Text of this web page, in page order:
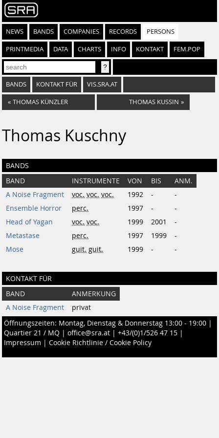
NEWS BANDS COMPANIES RECORDS PERSONS
PRINTMEDIA DATA CHARTS INFO KONTAKT FEM.POP
BANDS KONTAKT FÜR VIS.SRA.AT
« THOMAS KÜNZLER THOMAS KUSSIN »
Thomas Kuschny
BANDS
BAND INSTRUMENTE VON BIS
ANM.
A Noise Fragment
voc. voc. voc. 1992 -
-
Ensemble Horror
perc. 1997 -
-
Head of Yagan
voc. voc. 1999 2001
-
Metastase
perc. 1997 1999
-
Mose
guit. guit. 1999 - -
KONTAKT FÜR
BAND
ANMERKUNG
A Noise Fragment
privat
Öffnungszeiten: Montag, Dienstag & Donnerstag 13:00 - 19:00 |
Quartier 21 / MQ | office@sra.at | +43/(0)1/526 47 15 |
Impressum | Cookie Richtlinie / Cookie Policy